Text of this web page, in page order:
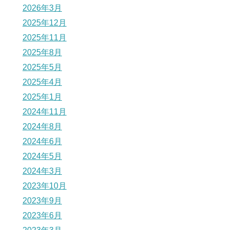
2026年3月
2025年12月
2025年11月
2025年8月
2025年5月
2025年4月
2025年1月
2024年11月
2024年8月
2024年6月
2024年5月
2024年3月
2023年10月
2023年9月
2023年6月